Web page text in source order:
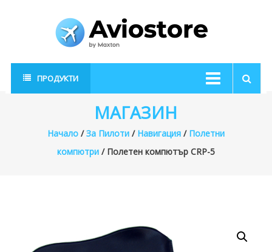
AvioStore
Авиационен
магазин
ПРОДУКТИ
МАГАЗИН
Начало/За Пилоти/ Навигация/ Полетни
компютри/ Полетен компютър CRP-5